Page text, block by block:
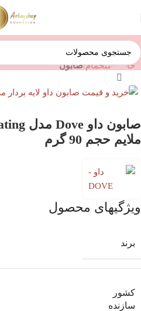
خانه استحمام صابون
ملایم حجم 90 گرم
ویژگیهای محصول
برند
کشور
سازنده